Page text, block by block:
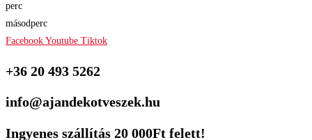
perc
másodperc
Facebook Youtube Tiktok
+36 20 493 5262
info@ajandekotveszek.hu
Ingyenes szállítás 20 000Ft felett!